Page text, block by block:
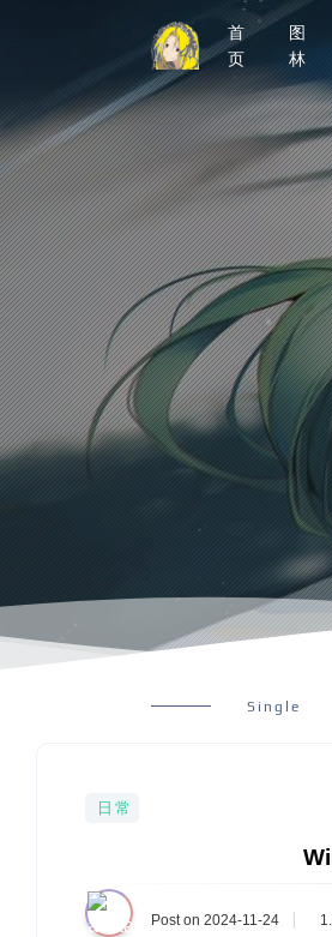
首
页
图
林
Single
日常
Post on 2024-11-24